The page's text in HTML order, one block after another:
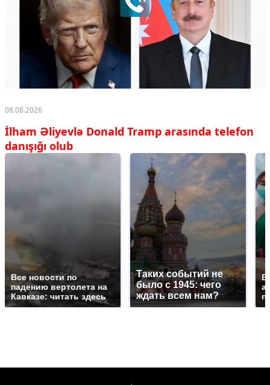
08.08.2026
İlham Əliyevlə Donald Tramp arasında telefon
danışığı olub
Все новости по
падению вертолета на
Кавказе: читать здесь
Таких событий не
было с 1945: чего
ждать всем нам?
В